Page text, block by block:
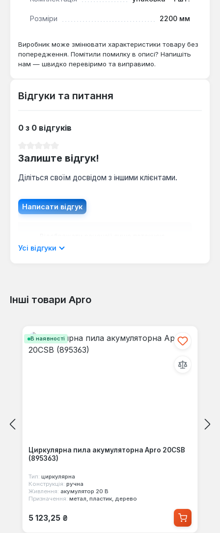
Розміри 2200 мм
Виробник може змінювати характеристики товару без
попередження. Помітили помилку в описі? Напишіть
нам — швидко перевіримо та виправимо.
Відгуки та питання
0 з 0 відгуків
Залиште відгук!
Діліться своїм досвідом з іншими клієнтами.
Написати відгук
мовою.
Відгуків не знайдено. Поділіться
Усі відгуки
Інші товари Apro
В наявності
Циркулярна пила акумуляторна Apro 20CSB
(895363)
Тип: циркулярна
Конструкція: ручна
Живлення: акумулятор 20 В
Призначення: метал, пластик, дерево
Звичайна ціна:
5 123,25 ₴